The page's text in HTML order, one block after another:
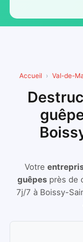
Accueil Val-de-
Votre
guêpes près de
7j/7 à Boissy-